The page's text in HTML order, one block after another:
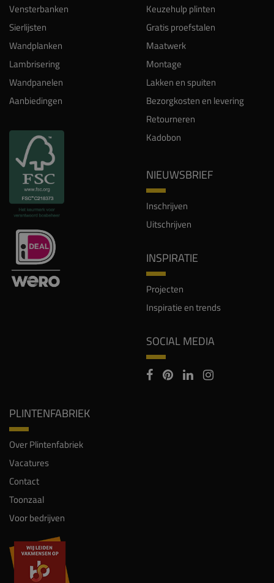
Vensterbanken
Sierlijsten
Wandplanken
Lambrisering
Wandpanelen
Aanbiedingen
Keuzehulp plinten
Gratis proefstalen
Maatwerk
Montage
Lakken en spuiten
Bezorgkosten en levering
Retourneren
Kadobon
NIEUWSBRIEF
Inschrijven
Uitschrijven
INSPIRATIE
Projecten
Inspiratie en trends
SOCIAL MEDIA
PLINTENFABRIEK
Over Plintenfabriek
Vacatures
Contact
Toonzaal
Voor bedrijven